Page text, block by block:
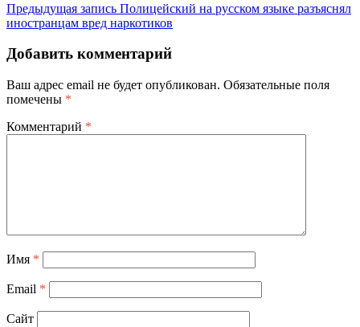
Предыдущая запись Полицейский на русском языке разъяснял
иностранцам вред наркотиков
Добавить комментарий
Ваш адрес email не будет опубликован. Обязательные поля
помечены *
Комментарий *
Имя *
Email *
Сайт